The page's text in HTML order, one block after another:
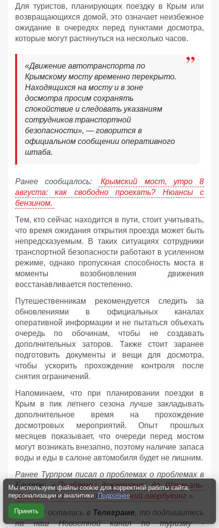
Для туристов, планирующих поездку в Крым или
возвращающихся домой, это означает неизбежное
ожидание в очередях перед пунктами досмотра,
которые могут растянуться на несколько часов.
«Движение автотранспорта по
Крымскому мосту временно перекрыто.
Находящихся на мосту и в зоне
досмотра просим сохранять
спокойствие и следовать указаниям
сотрудников транспортной
безопасности», — говорится в
официальном сообщении оперативного
штаба.
Ранее сообщалось:
Крымский мост, утро 8
августа: как свободно проехать? Нюансы с
бензином.
Тем, кто сейчас находится в пути, стоит учитывать,
что время ожидания открытия проезда может быть
непредсказуемым. В таких ситуациях сотрудники
транспортной безопасности работают в усиленном
режиме, однако пропускная способность моста в
моменты возобновления движения
восстанавливается постепенно.
Путешественникам рекомендуется следить за
обновлениями в официальных каналах
оперативной информации и не пытаться объехать
очередь по обочинам, чтобы не создавать
дополнительных заторов. Также стоит заранее
подготовить документы и вещи для досмотра,
чтобы ускорить прохождение контроля после
снятия ограничений.
Напоминаем, что при планировании поездки в
Крым в пик летнего сезона лучше закладывать
дополнительное время на прохождение
досмотровых мероприятий. Опыт прошлых
месяцев показывает, что очереди перед мостом
могут возникать внезапно, поэтому наличие запаса
воды и еды в салоне автомобиля будет не лишним.
Ранее Турпром писал о проблемах о проблемах в
Египте: « Проблемы докатились до Шарм-эль-
Шейха: в отелях начался жёсткий овербукинг ».
Если вы остались в Телеграме, то подпишитесь
на наш Новостной канал по туризму -
Мы используем файлы cookie для корректной работы сайта,
персонализации и аналитики. Подробнее
Принять